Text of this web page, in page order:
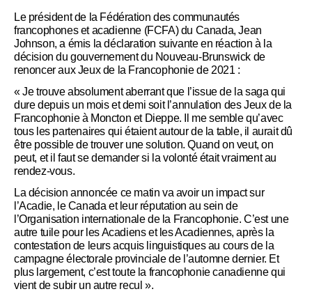
Le président de la Fédération des communautés
francophones et acadienne (FCFA) du Canada, Jean
Johnson, a émis la déclaration suivante en réaction à la
décision du gouvernement du Nouveau-Brunswick de
renoncer aux Jeux de la Francophonie de 2021 :
« Je trouve absolument aberrant que l’issue de la saga qui
dure depuis un mois et demi soit l’annulation des Jeux de la
Francophonie à Moncton et Dieppe. Il me semble qu’avec
tous les partenaires qui étaient autour de la table, il aurait dû
être possible de trouver une solution. Quand on veut, on
peut, et il faut se demander si la volonté était vraiment au
rendez-vous.
La décision annoncée ce matin va avoir un impact sur
l’Acadie, le Canada et leur réputation au sein de
l’Organisation internationale de la Francophonie. C’est une
autre tuile pour les Acadiens et les Acadiennes, après la
contestation de leurs acquis linguistiques au cours de la
campagne électorale provinciale de l’automne dernier. Et
plus largement, c’est toute la francophonie canadienne qui
vient de subir un autre recul ».